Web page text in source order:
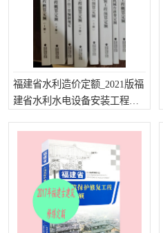
福建省水利造价定额_2021版福
建省水利水电设备安装工程预
冶金工业建设工程预算定
电子工程概预算定额
内河航运工程概预算定额
疏浚工程预算定额
吉林建设工程计价定额
福建建设工程预算定额
辽宁省工程计价定额